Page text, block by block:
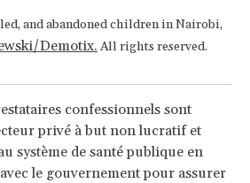
and abandoned children in Nairobi,
Demotix. All rights reserved.
confessionnels sont
privé à but non lucratif et
système de santé publique en
le gouvernement pour assurer